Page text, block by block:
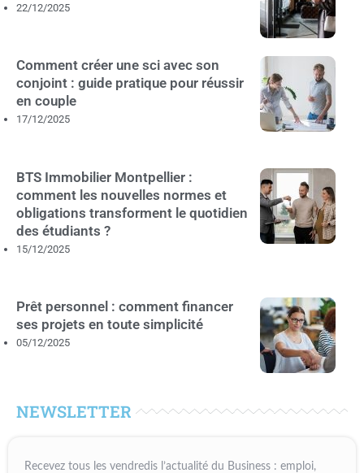
22/12/2025
Comment créer une sci avec son
conjoint : guide pratique pour réussir
en couple
17/12/2025
BTS Immobilier Montpellier :
comment les nouvelles normes et
obligations transforment le quotidien
des étudiants ?
15/12/2025
Prêt personnel : comment financer
ses projets en toute simplicité
05/12/2025
NEWSLETTER
Recevez tous les vendredis l’actualité du Business : emploi,